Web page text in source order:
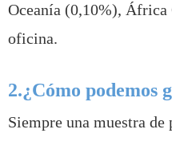
Oceanía (0,10%), África
oficina.
2.¿Cómo podemos
Siempre una muestra